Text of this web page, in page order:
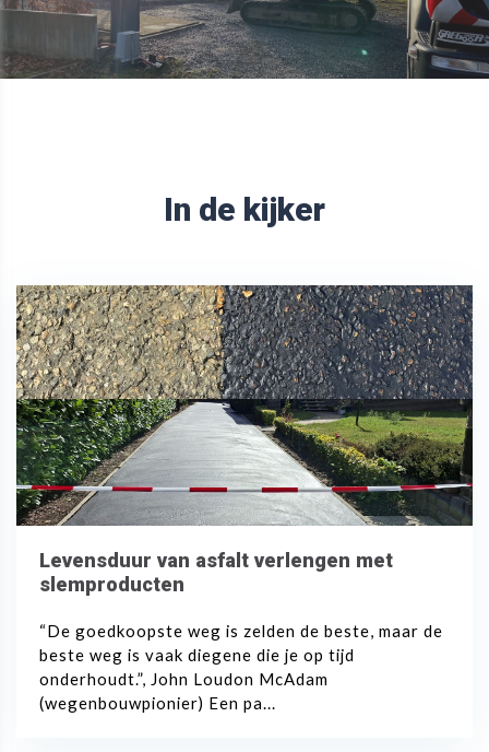
In de kijker
Levensduur van asfalt verlengen met
slemproducten
“De goedkoopste weg is zelden de beste, maar de
beste weg is vaak diegene die je op tijd
onderhoudt.”, John Loudon McAdam
(wegenbouwpionier) Een pa...